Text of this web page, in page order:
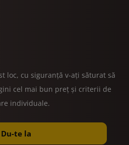
loc, cu siguranță v-ați săturat să
cel mai bun preț și criterii de
individuale.
Du-te la